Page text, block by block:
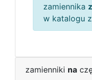
zamiennika z
w katalogu
zamienniki na